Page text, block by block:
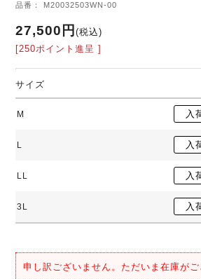
品番： M20032503WN-00
27,500円(税込)
[250ポイント進呈 ]
サイズ
M
L
LL
3L
申し訳ございません。ただいま在庫がご